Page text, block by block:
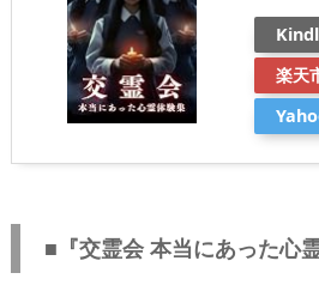
楽天
■『交霊会 本当にあった心